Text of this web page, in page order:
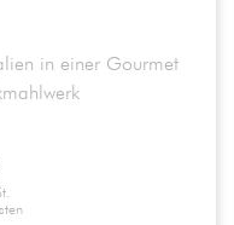
in einer Gourmet